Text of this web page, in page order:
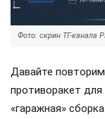
Фото: скрин ТГ-канала
Давайте
противоракет
«гаражная»